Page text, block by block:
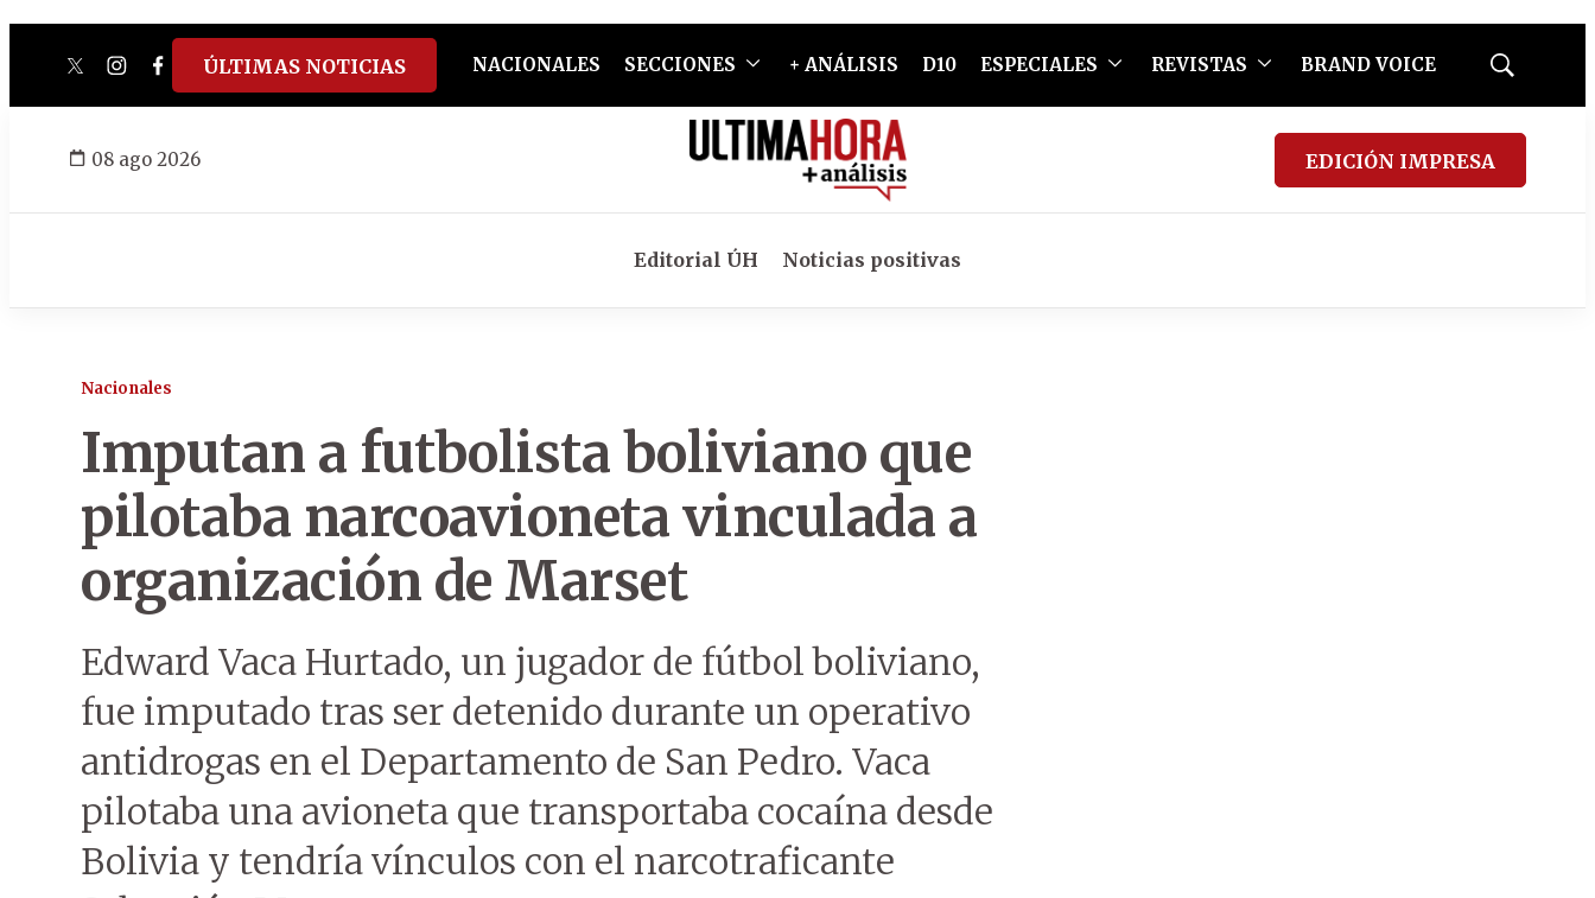
twitterinstagram
facebook
tiktokyoutube
spotify
ÚLTIMAS NOTICIAS NACIONALES SECCIONES + ANÁLISIS D10 ESPECIALES REVISTAS BRAND VOICE
Mostrar
08 ago 2026 EDICIÓN IMPRESA
Editorial ÚH Noticias positivas
Nacionales
Imputan a futbolista boliviano que
pilotaba narcoavioneta vinculada a
organización de Marset
Edward Vaca Hurtado, un jugador de fútbol boliviano,
fue imputado tras ser detenido durante un operativo
antidrogas en el Departamento de San Pedro. Vaca
pilotaba una avioneta que transportaba cocaína desde
Bolivia y tendría vínculos con el narcotraficante